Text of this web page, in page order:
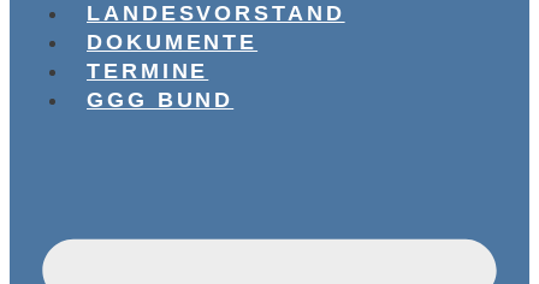
LANDESVORSTAND
DOKUMENTE
TERMINE
GGG BUND